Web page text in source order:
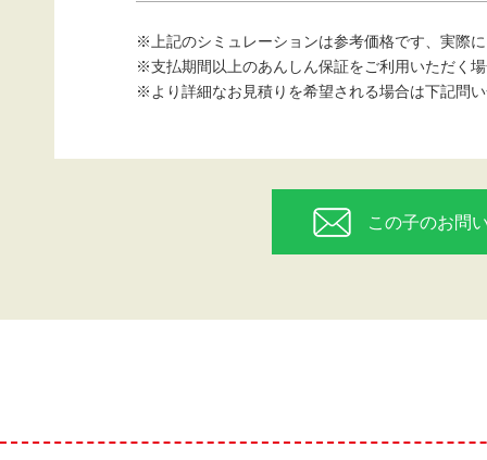
※上記のシミュレーションは参考価格です、実際
※支払期間以上のあんしん保証をご利用いただく
※より詳細なお見積りを希望される場合は下記問
この子のお問